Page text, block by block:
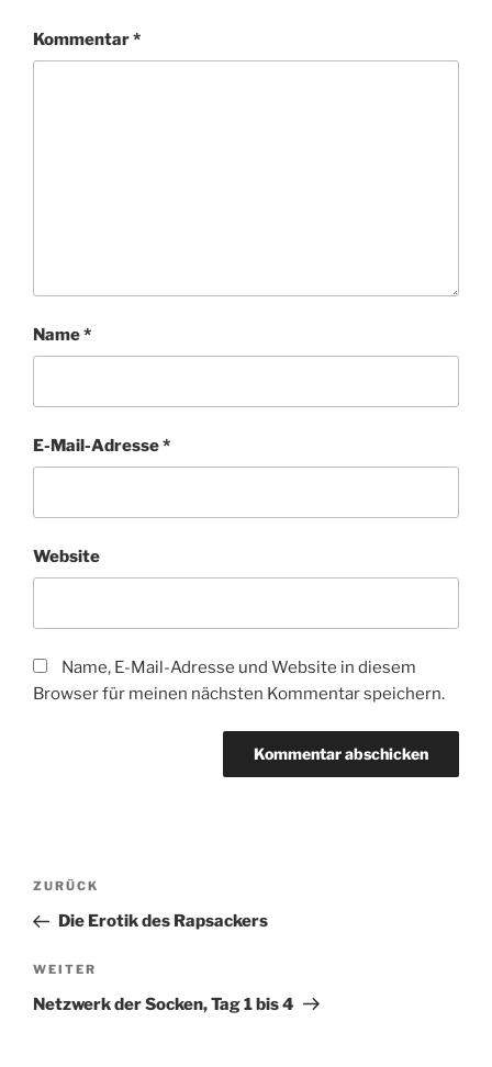
Kommentar*
Name*
E-Mail-Adresse*
Website
Name, E-Mail-Adresse und Website in diesem
Browser für meinen nächsten Kommentar speichern.
Beitragsnavigation
Vorheriger
Beitrag
ZURÜCK
Die Erotik des Rapsackers
Nächster
Beitrag
WEITER
Netzwerk der Socken, Tag 1 bis 4